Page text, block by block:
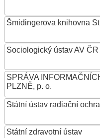
Šmidingerova knihovna
Sociologický ústav AV ČR
SPRÁVA
PLZNĚ, p. o.
Státní ústav radiační
Státní zdravotní ústav